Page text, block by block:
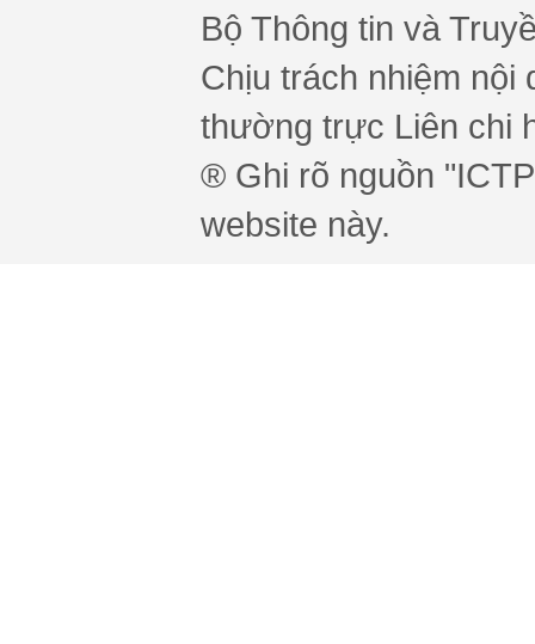
Bộ Thông tin và
Chịu trách nhiệm nội
thường trực Liên chi
® Ghi rõ nguồn
website này.